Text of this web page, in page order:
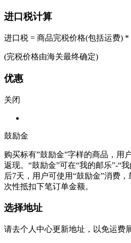
进口税计算
进口税 = 商品完税价格(包括运费) *
(完税价格由海关最终确定)
优惠
关闭
鼓励金
购买标有”鼓励金”字样的商品，用
返现。“鼓励金”可在“我的邮乐”-“
后7天，用户可使用“鼓励金”消费
次性抵扣下笔订单金额。
选择地址
请去个人中心更新地址，以免运费